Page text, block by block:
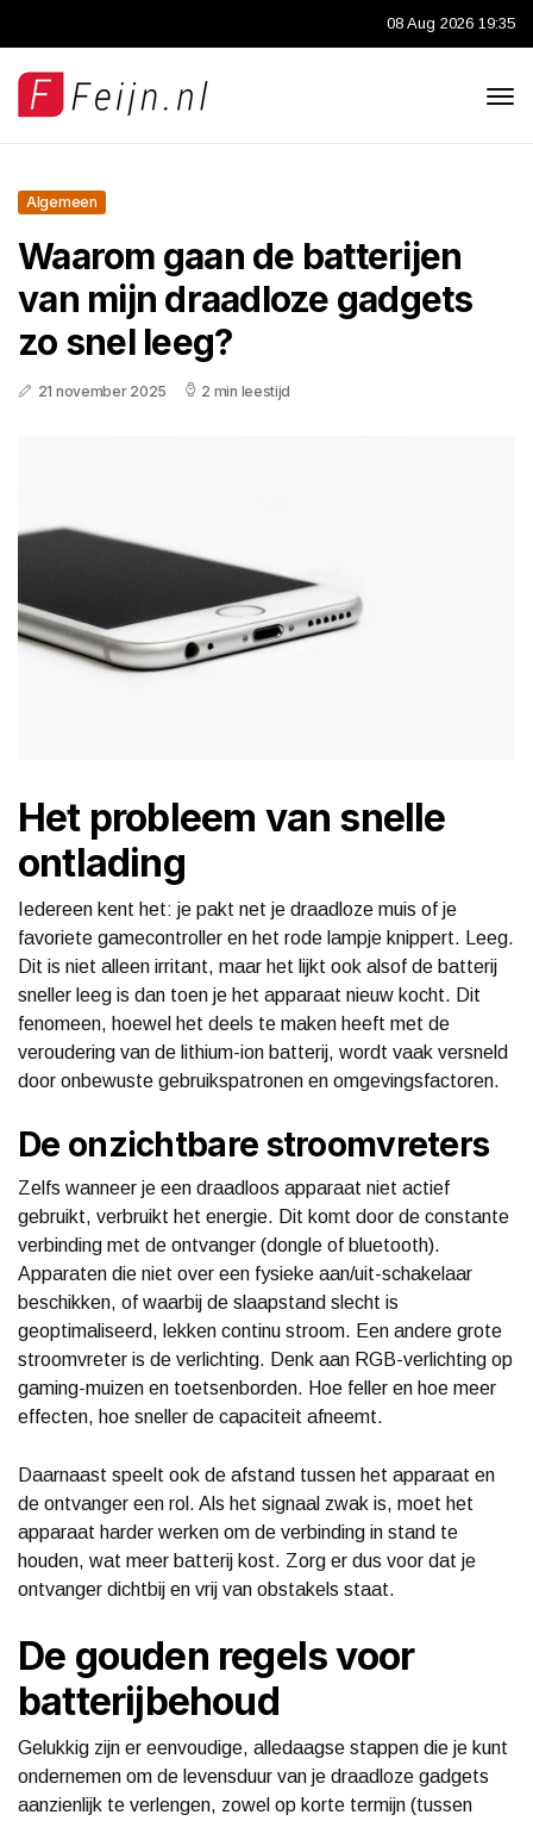
08 Aug 2026 19:35
Algemeen
Waarom gaan de batterijen
van mijn draadloze gadgets
zo snel leeg?
21 november 2025 2 min leestijd
Het probleem van snelle
ontlading
Iedereen kent het: je pakt net je draadloze muis of je
favoriete gamecontroller en het rode lampje knippert. Leeg.
Dit is niet alleen irritant, maar het lijkt ook alsof de batterij
sneller leeg is dan toen je het apparaat nieuw kocht. Dit
fenomeen, hoewel het deels te maken heeft met de
veroudering van de lithium-ion batterij, wordt vaak versneld
door onbewuste gebruikspatronen en omgevingsfactoren.
De onzichtbare stroomvreters
Zelfs wanneer je een draadloos apparaat niet actief
gebruikt, verbruikt het energie. Dit komt door de constante
verbinding met de ontvanger (dongle of bluetooth).
Apparaten die niet over een fysieke aan/uit-schakelaar
beschikken, of waarbij de slaapstand slecht is
geoptimaliseerd, lekken continu stroom. Een andere grote
stroomvreter is de verlichting. Denk aan RGB-verlichting op
gaming-muizen en toetsenborden. Hoe feller en hoe meer
effecten, hoe sneller de capaciteit afneemt.
Daarnaast speelt ook de afstand tussen het apparaat en
de ontvanger een rol. Als het signaal zwak is, moet het
apparaat harder werken om de verbinding in stand te
houden, wat meer batterij kost. Zorg er dus voor dat je
ontvanger dichtbij en vrij van obstakels staat.
De gouden regels voor
batterijbehoud
Gelukkig zijn er eenvoudige, alledaagse stappen die je kunt
ondernemen om de levensduur van je draadloze gadgets
aanzienlijk te verlengen, zowel op korte termijn (tussen